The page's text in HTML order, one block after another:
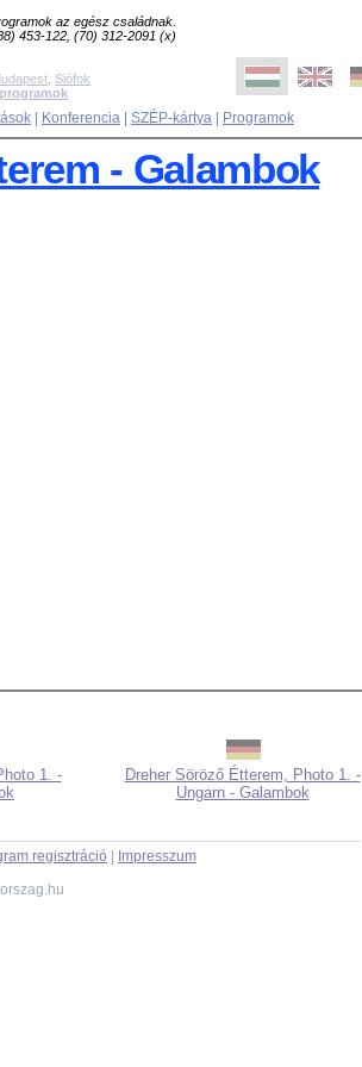
az egész családnak.
453-122, (70) 312-2091 (x)
Siófok
Konferencia SZÉP-kártya Programok
- Galambok
1. -
Dreher Söröző Étterem, Photo 1. -
Ungarn - Galambok
regisztráció
Impresszum